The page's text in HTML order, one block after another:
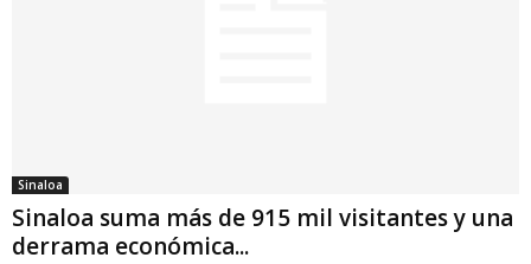
Sinaloa
Sinaloa suma más de 915 mil visitantes y una
derrama económica...